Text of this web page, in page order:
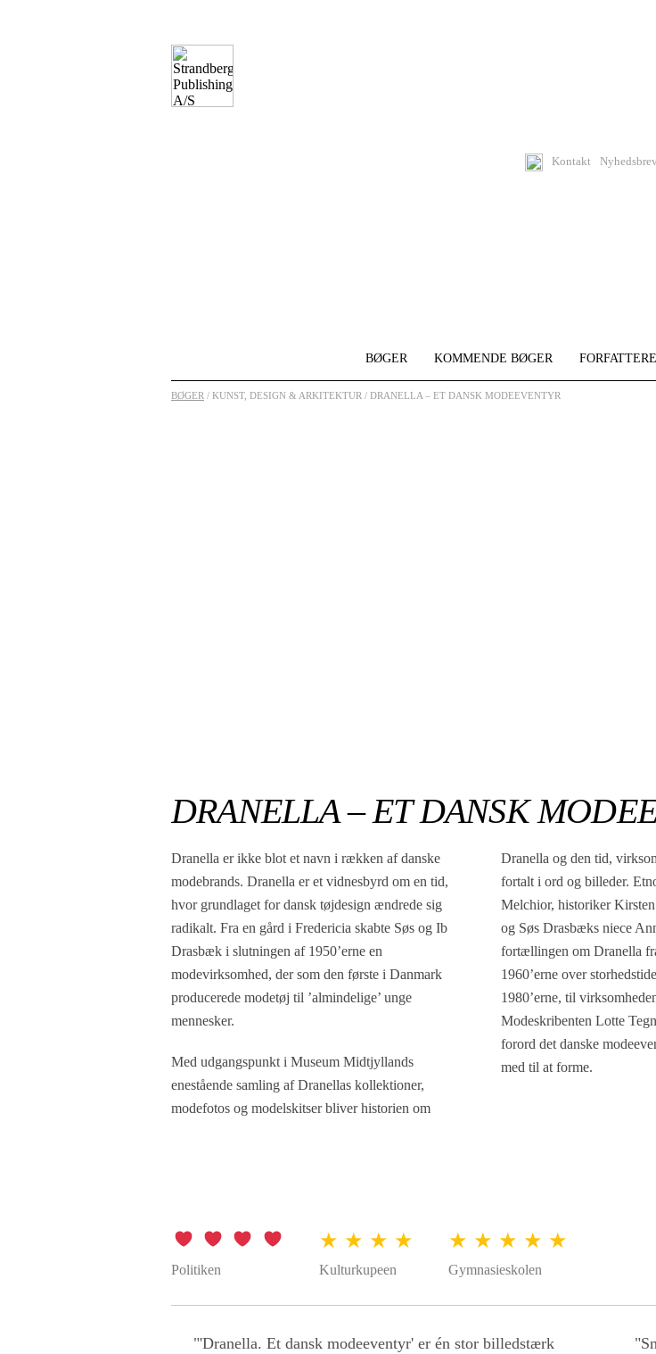
Kontakt Nyhedsbrev
BØGER KOMMENDE BØGER FORFATTERE
BØGER / KUNST, DESIGN & ARKITEKTUR / DRANELLA – ET DANSK MODEEVENTYR
DRANELLA – ET DANSK
Dranella er ikke blot et navn i rækken af danske
modebrands. Dranella er et vidnesbyrd om en tid,
hvor grundlaget for dansk tøjdesign ændrede sig
radikalt. Fra en gård i Fredericia skabte Søs og Ib
Drasbæk i slutningen af 1950’erne en
modevirksomhed, der som den første i Danmark
producerede modetøj til ’almindelige’ unge
mennesker.
Med udgangspunkt i Museum Midtjyllands
enestående samling af Dranellas kollektioner,
modefotos og modelskitser bliver historien om
Dranella og den tid,
fortalt i ord og billeder.
Melchior, historiker
og Søs Drasbæks niece
fortællingen om Dranella
1960’erne over
1980’erne, til
Modeskribenten Lotte
forord det danske
med til at forme.
Politiken
★ ★ ★ ★
Kulturkupeen
★ ★ ★ ★ ★
Gymnasieskolen
"'Dranella. Et dansk modeeventyr' er én stor billedstærk